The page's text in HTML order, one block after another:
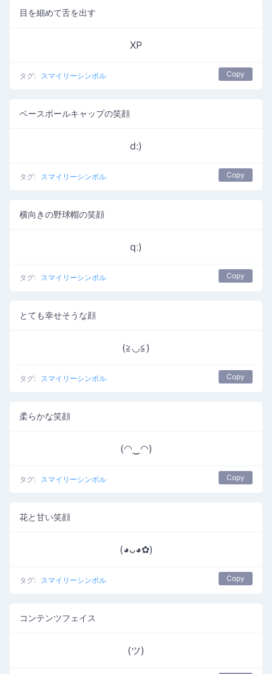
目を細めて舌を出す
XP
タグ: スマイリーシンボル Copy
ベースボールキャップの笑顔
d:)
タグ: スマイリーシンボル Copy
横向きの野球帽の笑顔
qː)
タグ: スマイリーシンボル Copy
とても幸せそうな顔
(≧◡≦)
タグ: スマイリーシンボル Copy
柔らかな笑顔
(◠‿◠)
タグ: スマイリーシンボル Copy
花と甘い笑顔
(◕ᴗ◕✿)
タグ: スマイリーシンボル Copy
コンテンツフェイス
(ツ)